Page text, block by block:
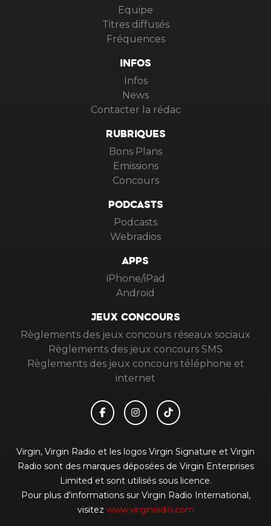
Equipe
Titres diffusés
Fréquences
INFOS
Infos
News
Contacter la rédac
RUBRIQUES
Bons Plans
Emissions
Concours
PODCASTS
Podcasts
Webradios
APPS
iPhone/iPad
Android
JEUX CONCOURS
Règlements des jeux concours réseaux sociaux
Règlements des jeux concours SMS
Règlements des jeux concours téléphone et
internet
Virgin, Virgin Radio et les logos Virgin Signature et Virgin
Radio sont des marques déposées de Virgin Enterprises
Limited et sont utilisés sous licence.
Pour plus d'informations sur Virgin Radio International,
visitez www.virginradio.com